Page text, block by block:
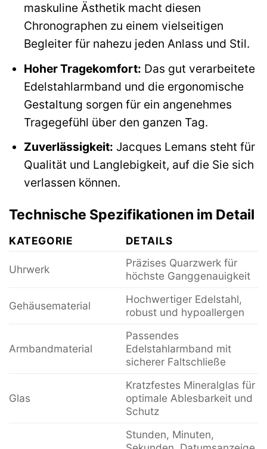
maskuline Ästhetik macht diesen
Chronographen zu einem vielseitigen
Begleiter für nahezu jeden Anlass und Stil.
Hoher Tragekomfort: Das gut verarbeitete
Edelstahlarmband und die ergonomische
Gestaltung sorgen für ein angenehmes
Tragegefühl über den ganzen Tag.
Zuverlässigkeit: Jacques Lemans steht für
Qualität und Langlebigkeit, auf die Sie sich
verlassen können.
Technische Spezifikationen im Detail
KATEGORIE DETAILS
Uhrwerk
Präzises Quarzwerk für
höchste Ganggenauigkeit
Gehäusematerial
Hochwertiger Edelstahl,
robust und hypoallergen
Armbandmaterial
Passendes
Edelstahlarmband mit
sicherer Faltschließe
Glas
Kratzfestes Mineralglas für
optimale Ablesbarkeit und
Schutz
Stunden, Minuten,